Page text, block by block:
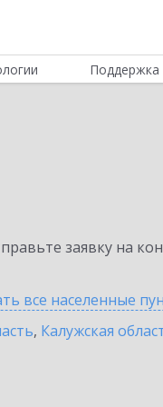
Поддержка
заявку на
все населенные
, Калужская